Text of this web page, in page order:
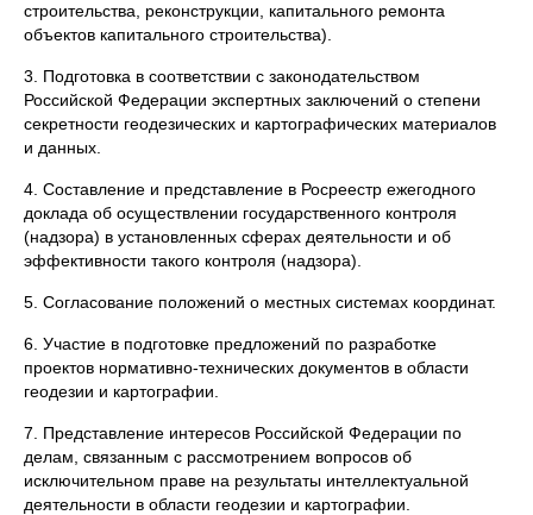
строительства, реконструкции, капитального ремонта
объектов капитального строительства).
3. Подготовка в соответствии с законодательством
Российской Федерации экспертных заключений о степени
секретности геодезических и картографических материалов
и данных.
4. Составление и представление в Росреестр ежегодного
доклада об осуществлении государственного контроля
(надзора) в установленных сферах деятельности и об
эффективности такого контроля (надзора).
5. Согласование положений о местных системах координат.
6. Участие в подготовке предложений по разработке
проектов нормативно-технических документов в области
геодезии и картографии.
7. Представление интересов Российской Федерации по
делам, связанным с рассмотрением вопросов об
исключительном праве на результаты интеллектуальной
деятельности в области геодезии и картографии.